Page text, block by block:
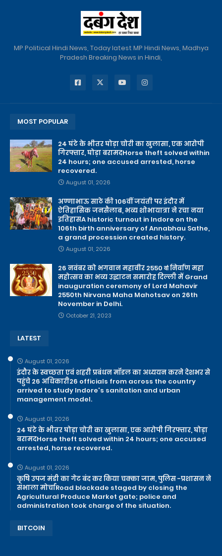
MP Political Hindi News, Today latest MP Hindi News, Madhya
Pradesh Breaking News in Hindi,
MOST POPULAR
24 घंटे के भीतर घोड़ा चोरी का खुलासा, एक आरोपी
गिरफ्तार, घोड़ा बरामदHorse theft solved within
24 hours; one accused arrested, horse
recovered.
August 01, 2026
अण्णाभाऊ साठे की 106वीं जयंती पर इंदौर में
ऐतिहासिक जनसैलाब, भव्य शोभायात्रा ने रचा नया
इतिहासA historic turnout in Indore on the
106th birth anniversary of Annabhau Sathe,
a grand procession created history.
August 01, 2026
26 नवंबर को भगवान महावीर 2550 वाऺ निर्वाण महा
महोत्सव का भव्य उद्घाटन समारोह दिल्ली में Grand
inauguration ceremony of Lord Mahavir
2550th Nirvana Maha Mahotsav on 26th
November in Delhi.
October 21, 2023
LATEST
August 01, 2026
इंदौर के स्वच्छता एवं शहरी प्रबंधन मॉडल का अध्ययन करने देशभर से
पहुंचे 26 अधिकारी26 officials from across the country
arrived to study Indore's sanitation and urban
management model.
August 01, 2026
24 घंटे के भीतर घोड़ा चोरी का खुलासा, एक आरोपी गिरफ्तार, घोड़ा
बरामदHorse theft solved within 24 hours; one accused
arrested, horse recovered.
August 01, 2026
कृषि उपज मंडी का गेट बंद कर किया चक्का जाम, पुलिस -प्रशासन ने
संभाला मोर्चाRoad blockade staged by closing the
Agricultural Produce Market gate; police and
administration took charge of the situation.
BITCOIN